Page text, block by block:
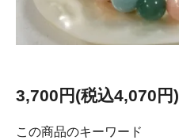
3,700円(税込4,070円)
この商品のキーワード